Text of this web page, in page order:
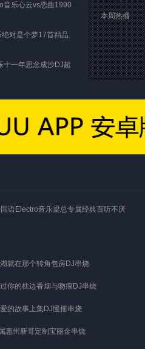
音乐心云vs恋曲1990
对是个梦17首精品
十一年思念成沙DJ超
本周热播
语Electro音乐梁总专属经典百听不厌
就在那个转角包房DJ串烧
你的枕边香烟与吻痕DJ串烧
的故事上集DJ慢摇串烧
惠州新哥定制宝丽金串烧